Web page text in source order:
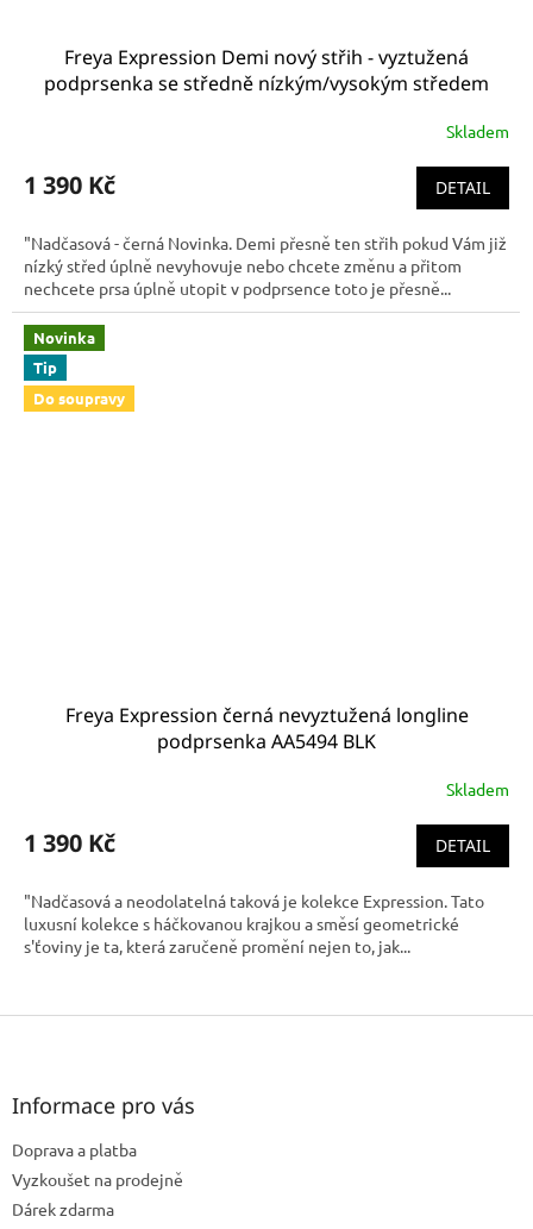
Freya Expression Demi nový střih - vyztužená
podprsenka se středně nízkým/vysokým středem
Skladem
1 390 Kč DETAIL
"Nadčasová - černá Novinka. Demi přesně ten střih pokud Vám již
nízký střed úplně nevyhovuje nebo chcete změnu a přitom
nechcete prsa úplně utopit v podprsence toto je přesně...
Novinka
Tip
Do soupravy
Freya Expression černá nevyztužená longline
podprsenka AA5494 BLK
Skladem
1 390 Kč DETAIL
"Nadčasová a neodolatelná taková je kolekce Expression. Tato
luxusní kolekce s háčkovanou krajkou a směsí geometrické
s'ťoviny je ta, která zaručeně promění nejen to, jak...
Z
Informace pro vás
Doprava a platba
Vyzkoušet na prodejně
Dárek zdarma